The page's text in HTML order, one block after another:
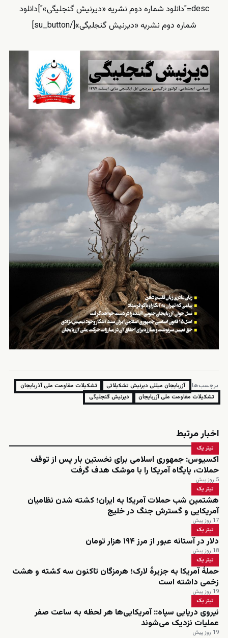
desc="دانلود شماره دوم نشریه «دیرنیش گنجلیگی»"]دانلود
شماره دوم نشریه «دیرنیش گنجلیگی»[/su_button]
برچسب‌ها: آزربایجان میللی دیرنیش تشکیلاتی
تشکیلات مقاومت ملی آذربایجان
تشکیلات مقاومت ملی آزربایجان
دیرنیش گنجلیگی
اخبار مرتبط
تیتر یک
اکسیوس: جمهوری اسلامی برای نخستین بار پس از توقف
حملات، پایگاه آمریکا را با موشک هدف گرفت
5 روز پیش
تیتر یک
هشتمین شب حملات آمریکا به ایران؛ کشته شدن نظامیان
آمریکایی و گسترش جنگ در خلیج
17 روز پیش
تیتر یک
دلار در آستانه عبور از مرز ۱۹۴ هزار تومان
18 روز پیش
تیتر یک
حملۀ آمریکا به جزیرۀ لارک؛ هرمزگان تاکنون سه کشته و هشت
زخمی داشته است
19 روز پیش
تیتر یک
نیروی دریایی سپاه:: آمریکایی‌ها هر لحظه به ساعت صفر
عملیات نزدیک می‌شوند
19 روز پیش